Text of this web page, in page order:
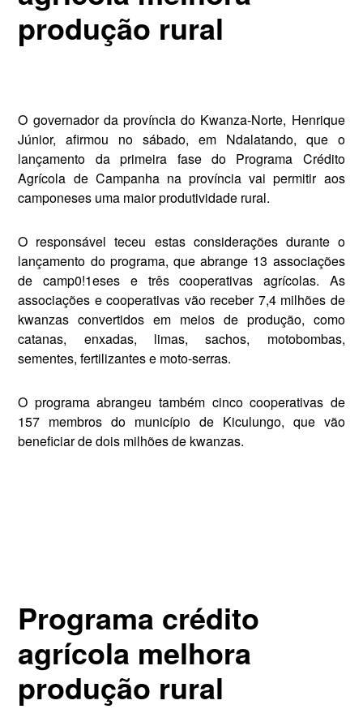
produção rural
O governador da província do Kwanza-Norte, Henrique
Júnior, afirmou no sábado, em Ndalatan­do, que o
lançamento da primeira fase do Programa Crédito
Agrícola de Campanha na província vai per­mitir aos
camponeses uma maior produtividade rural.
O responsável teceu estas consi­derações durante o
lançamento do programa, que abrange 13 asso­ciações
de camp0!1eses e três cooperativas agrícolas. As
associa­ções e cooperativas vão receber 7,4 milhões de
kwanzas converti­dos em meios de produção, como
catanas, enxadas, limas, sachos, motobombas,
sementes, fertili­zantes e moto-serras.
O programa abrangeu também cinco cooperativas de
157 mem­bros do município de Kiculungo, que vão
beneficiar de dois milhões de kwanzas.
Programa crédito
agrícola melhora
produção rural